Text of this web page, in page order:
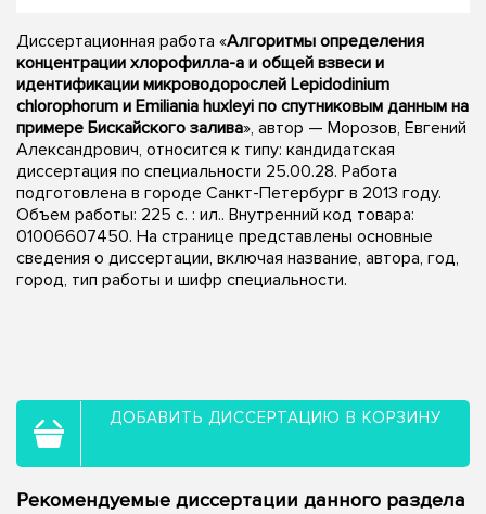
Диссертационная работа «Алгоритмы определения
концентрации хлорофилла-а и общей взвеси и
идентификации микроводорослей Lepidodinium
chlorophorum и Emiliania huxleyi по спутниковым данным на
примере Бискайского залива», автор — Морозов, Евгений
Александрович, относится к типу: кандидатская
диссертация по специальности 25.00.28. Работа
подготовлена в городе Санкт-Петербург в 2013 году.
Объем работы: 225 с. : ил.. Внутренний код товара:
01006607450. На странице представлены основные
сведения о диссертации, включая название, автора, год,
город, тип работы и шифр специальности.
ДОБАВИТЬ ДИССЕРТАЦИЮ В КОРЗИНУ
Рекомендуемые диссертации данного раздела